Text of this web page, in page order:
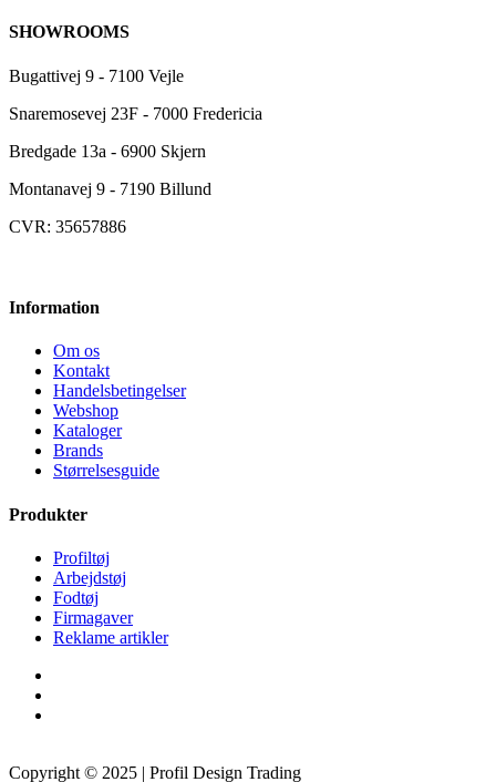
SHOWROOMS
Bugattivej 9 - 7100 Vejle
Snaremosevej 23F - 7000 Fredericia
Bredgade 13a - 6900 Skjern
Montanavej 9 - 7190 Billund
CVR: 35657886
Information
Om os
Kontakt
Handelsbetingelser
Webshop
Kataloger
Brands
Størrelsesguide
Produkter
Profiltøj
Arbejdstøj
Fodtøj
Firmagaver
Reklame artikler
Copyright © 2025 | Profil Design Trading